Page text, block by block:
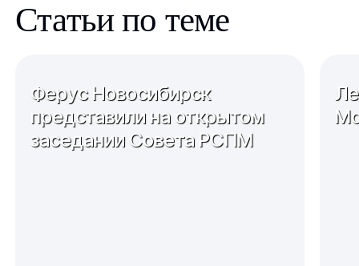
Статьи по теме
Ферус Новосибирск
представили на открытом
заседании Совета РСПМ